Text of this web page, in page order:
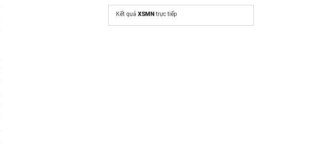
Kết quả XSMN trực tiếp